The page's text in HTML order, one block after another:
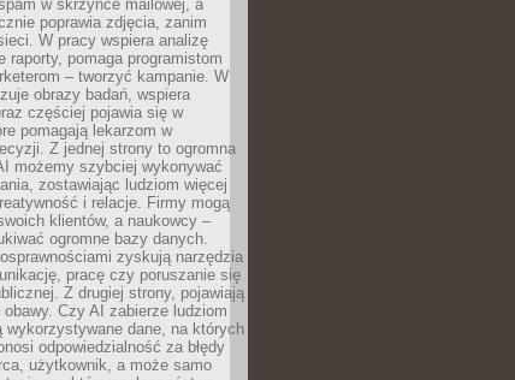
w skrzynce mailowej, a
poprawia zdjęcia, zanim
W pracy wspiera analizę
raporty, pomaga programistom
– tworzyć kampanie. W
obrazy badań, wspiera
częściej pojawia się w
pomagają lekarzom w
Z jednej strony to ogromna
możemy szybciej wykonywać
zostawiając ludziom więcej
i relacje. Firmy mogą
klientów, a naukowcy –
ogromne bazy danych.
zyskują narzędzia
pracę czy poruszanie się
Z drugiej strony, pojawiają
Czy AI zabierze ludziom
wykorzystywane dane, na których
odpowiedzialność za błędy
użytkownik, a może samo